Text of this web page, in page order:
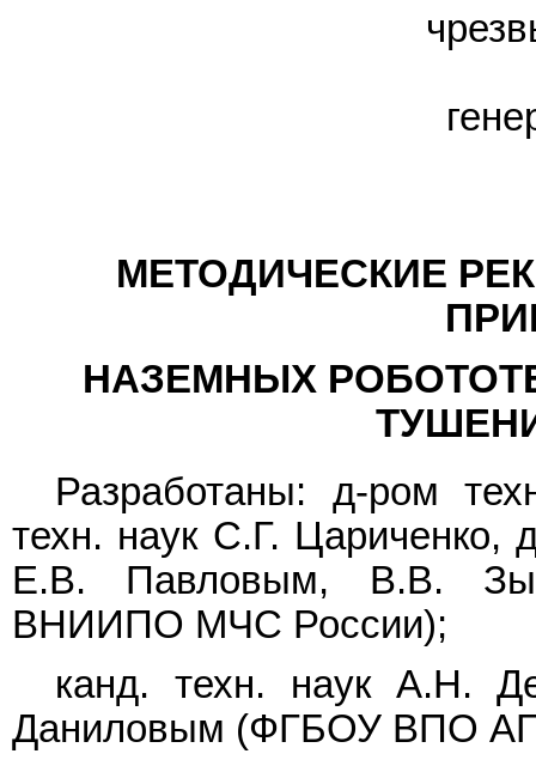
МЕТОДИЧЕСКИЕ
НАЗЕМНЫХ
Разработаны: д-ром
техн. наук С.Г.
Е.В. Павловым, В.В.
ВНИИПО МЧС России);
канд. техн. наук А.Н.
Даниловым (ФГБОУ ВПО